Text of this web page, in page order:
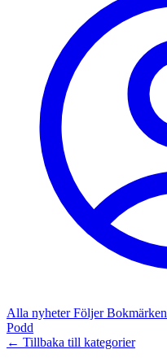
Alla nyheterFöljerBokmärken
Podd
← Tillbaka till kategorier